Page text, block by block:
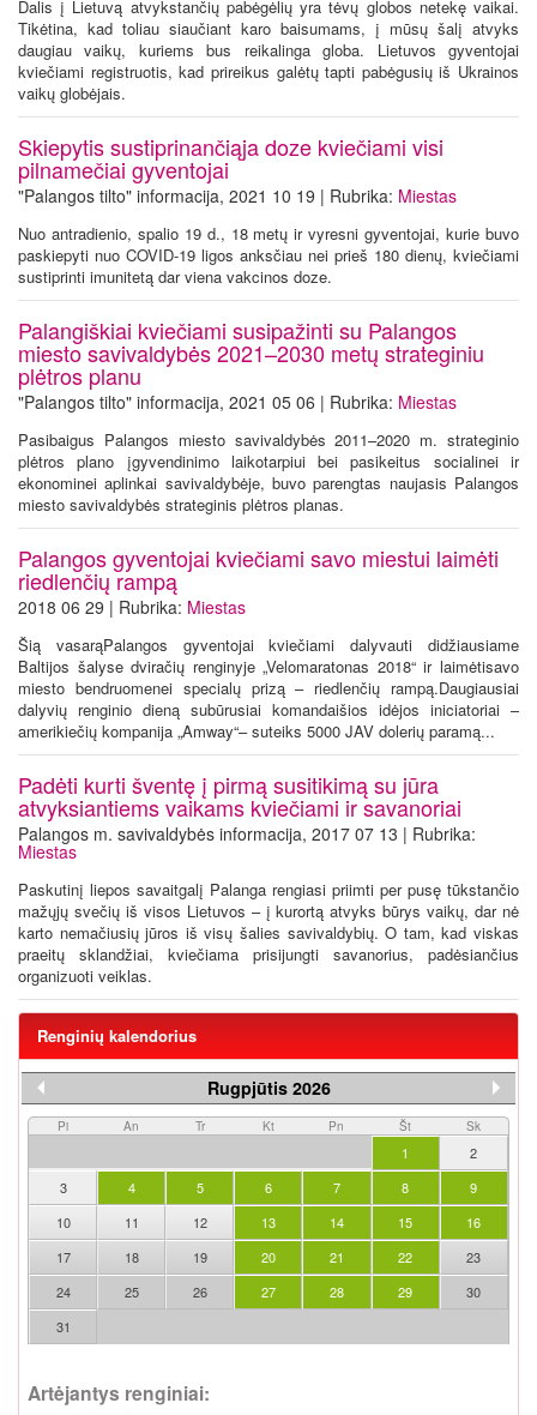
Dalis į Lietuvą atvykstančių pabėgėlių yra tėvų globos netekę vaikai.
Tikėtina, kad toliau siaučiant karo baisumams, į mūsų šalį atvyks
daugiau vaikų, kuriems bus reikalinga globa. Lietuvos gyventojai
kviečiami registruotis, kad prireikus galėtų tapti pabėgusių iš Ukrainos
vaikų globėjais.
Skiepytis sustiprinančiąja doze kviečiami visi
pilnamečiai gyventojai
"Palangos tilto" informacija, 2021 10 19 | Rubrika: Miestas
Nuo antradienio, spalio 19 d., 18 metų ir vyresni gyventojai, kurie buvo
paskiepyti nuo COVID-19 ligos anksčiau nei prieš 180 dienų, kviečiami
sustiprinti imunitetą dar viena vakcinos doze.
Palangiškiai kviečiami susipažinti su Palangos
miesto savivaldybės 2021–2030 metų strateginiu
plėtros planu
"Palangos tilto" informacija, 2021 05 06 | Rubrika: Miestas
Pasibaigus Palangos miesto savivaldybės 2011–2020 m. strateginio
plėtros plano įgyvendinimo laikotarpiui bei pasikeitus socialinei ir
ekonominei aplinkai savivaldybėje, buvo parengtas naujasis Palangos
miesto savivaldybės strateginis plėtros planas.
Palangos gyventojai kviečiami savo miestui laimėti
riedlenčių rampą
2018 06 29 | Rubrika: Miestas
Šią vasarąPalangos gyventojai kviečiami dalyvauti didžiausiame
Baltijos šalyse dviračių renginyje „Velomaratonas 2018“ ir laimėtisavo
miesto bendruomenei specialų prizą – riedlenčių rampą.Daugiausiai
dalyvių renginio dieną subūrusiai komandaišios idėjos iniciatoriai –
amerikiečių kompanija „Amway“– suteiks 5000 JAV dolerių paramą...
Padėti kurti šventę į pirmą susitikimą su jūra
atvyksiantiems vaikams kviečiami ir savanoriai
Palangos m. savivaldybės informacija, 2017 07 13 | Rubrika:
Miestas
Paskutinį liepos savaitgalį Palanga rengiasi priimti per pusę tūkstančio
mažųjų svečių iš visos Lietuvos – į kurortą atvyks būrys vaikų, dar nė
karto nemačiusių jūros iš visų šalies savivaldybių. O tam, kad viskas
praeitų sklandžiai, kviečiama prisijungti savanorius, padėsiančius
organizuoti veiklas.
Renginių kalendorius
Rugpjūtis 2026
Pi An Tr Kt Pn Št Sk
1
2
3
4 5 6 7 8
9
10
11 12 13 14 15
16
17
18 19 20 21 22
23
24
25 26 27 28 29
30
31
Artėjantys renginiai: